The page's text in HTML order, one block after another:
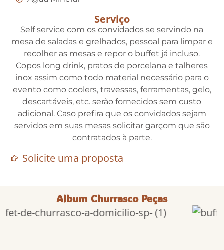
Serviço
Self service com os convidados se servindo na
mesa de saladas e grelhados, pessoal para limpar e
recolher as mesas e repor o buffet já incluso.
Copos long drink, pratos de porcelana e talheres
inox assim como todo material necessário para o
evento como coolers, travessas, ferramentas, gelo,
descartáveis, etc. serão fornecidos sem custo
adicional. Caso prefira que os convidados sejam
servidos em suas mesas solicitar garçom que são
contratados à parte.
Solicite uma proposta
Album Churrasco Peças